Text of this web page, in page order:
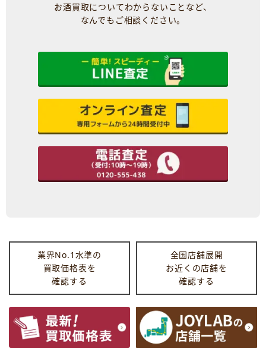
お酒買取についてわからないことなど、
なんでもご相談ください。
業界No.1水準の
買取価格表を
確認する
全国店舗展開
お近くの店舗を
確認する